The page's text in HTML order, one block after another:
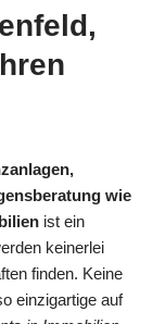
wie
ist ein
keinerlei
finden. Keine
einzigartige auf